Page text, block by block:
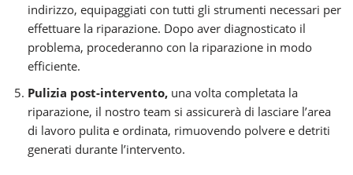
indirizzo, equipaggiati con tutti gli strumenti necessari per
effettuare la riparazione. Dopo aver diagnosticato il
problema, procederanno con la riparazione in modo
efficiente.
Pulizia post-intervento, una volta completata la
riparazione, il nostro team si assicurerà di lasciare l’area
di lavoro pulita e ordinata, rimuovendo polvere e detriti
generati durante l’intervento.